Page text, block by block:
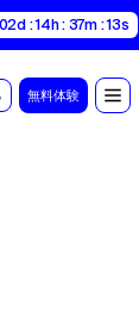
02d : 14h : 37m : 12s
無料体験